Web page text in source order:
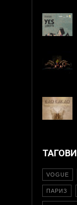
ТАГОВИ
VOGUE
ПАРИЗ